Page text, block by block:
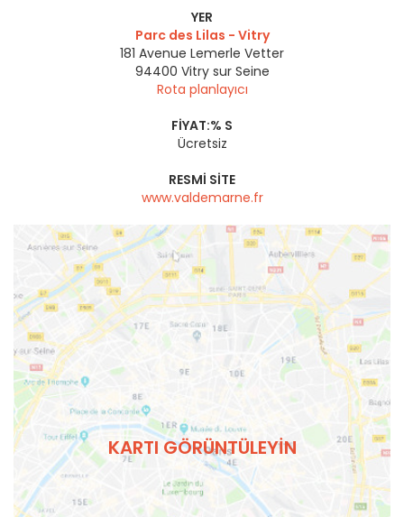
YER
Parc des Lilas - Vitry
181 Avenue Lemerle Vetter
94400 Vitry sur Seine
Rota planlayıcı
FIYAT:% S
Ücretsiz
RESMI SITE
www.valdemarne.fr
KARTI GÖRÜNTÜLEYIN